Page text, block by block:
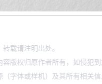
载请注明出处。
容版权归原作者所有，如侵犯
（字体或样机）及其所有相关